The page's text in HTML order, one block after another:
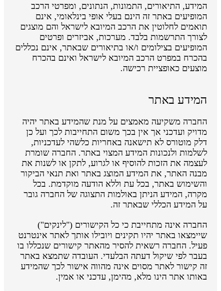
המידע, התיאורים, התמונות, הנתונים, ומפרטי הרכב
המופיעים באתר זה הינם בעלי אופי בינלאומי, אינם
תואמים לחלוטין את הרכב המיובא לישראל והם מוצגים
לצורך התרשמות בלבד. מערכות, אביזרים ופרטים
המופיעים בצילומים ו/או בתיאורים שבאתר, אינם נכללים
בהכרח במפרט הרכב המיובא לישראל ואינם בהכרח
מוצעים כאופציית רכישה.
המידע באתר
החברה משקיעה מאמצים על מנת שהמידע באתר יהיה
מדויק ועדכני אך אין בכך משום התחייבות לכך ועל כן
דלק מוטורס לא תישאנה באחריות כלשהי לעדכניות,
לשלמות ולנכונות המידע המצוי באתר. החברה שומרת
לעצמה את הזכות להוסיף או לגרוע, לתקן או לשנות את
מבנה האתר, את המידע המוצג באתר ואת תנאי הביקור
והשימוש באתר, בכל עת וללא הודעה מוקדמת. בכל
מקרה, המידע הניתן באולמות התצוגה של החברה גובר
על המידע הכללי שבאתר זה.
החברה אינה מתחייבת כי כל הקישורים ("לינקים")
שיימצאו באתר יהיו תקינים ויובילו אותך לאתר אינטרנט
פעיל. החברה רשאית להסיר מהאתר קישורים שנכללו בו
בעבר לפי שיקול דעתה הבלעדי. העובדה שתמצא באתר
זה קישור לאתר מסוים אינה מהווה אישור לכך שהמידע
באותו אתר הינו מלא, מהימן, עדכני או אמין.